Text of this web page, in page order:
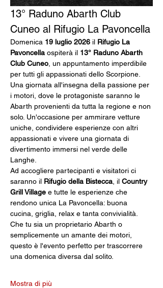
13° Raduno Abarth Club
Cuneo al Rifugio La Pavoncella
Domenica 19 luglio 2026 il Rifugio La
Pavoncella ospiterà il 13° Raduno Abarth
Club Cuneo , un appuntamento imperdibile
per tutti gli appassionati dello Scorpione.
Una giornata all'insegna della passione per
i motori, dove le protagoniste saranno le
Abarth provenienti da tutta la regione e non
solo. Un'occasione per ammirare vetture
uniche, condividere esperienze con altri
appassionati e vivere una giornata di
divertimento immersi nel verde delle
Langhe.
Ad accogliere partecipanti e visitatori ci
saranno il Rifugio della Bistecca , il Country
Grill Village e tutte le esperienze che
rendono unica La Pavoncella: buona
cucina, griglia, relax e tanta convivialità.
Che tu sia un proprietario Abarth o
semplicemente un amante dei motori,
questo è l'evento perfetto per trascorrere
una domenica diversa dal solito.
Mostra di più